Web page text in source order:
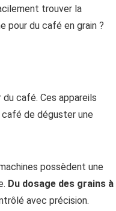
trouver la
pour du café en grain ?
café. Ces appareils
de déguster une
possèdent une
Du dosage des grains à
avec précision.